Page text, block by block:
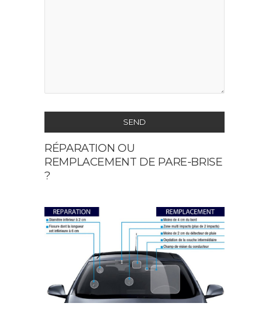
SEND
This
field
should
left
blank
RÉPARATION OU
REMPLACEMENT DE PARE-BRISE
?